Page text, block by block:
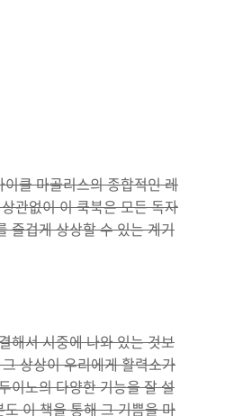
클 마골리스의 종합적인 레
관없이 이 쿡북은 모든 독자
즐겁게 상상할 수 있는 계기
해서 시중에 나와 있는 것보
상상이 우리에게 활력소가
이노의 다양한 기능을 잘 설
이 책을 통해 그 기쁨을 마